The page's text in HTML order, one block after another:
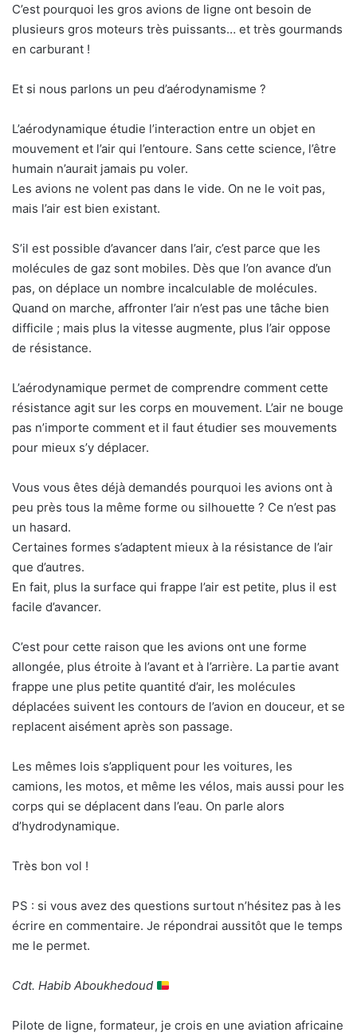
C’est pourquoi les gros avions de ligne ont besoin de
plusieurs gros moteurs très puissants… et très gourmands
en carburant !
Et si nous parlons un peu d’aérodynamisme ?
L’aérodynamique étudie l’interaction entre un objet en
mouvement et l’air qui l’entoure. Sans cette science, l’être
humain n’aurait jamais pu voler.
Les avions ne volent pas dans le vide. On ne le voit pas,
mais l’air est bien existant.
S’il est possible d’avancer dans l’air, c’est parce que les
molécules de gaz sont mobiles. Dès que l’on avance d’un
pas, on déplace un nombre incalculable de molécules.
Quand on marche, affronter l’air n’est pas une tâche bien
difficile ; mais plus la vitesse augmente, plus l’air oppose
de résistance.
L’aérodynamique permet de comprendre comment cette
résistance agit sur les corps en mouvement. L’air ne bouge
pas n’importe comment et il faut étudier ses mouvements
pour mieux s’y déplacer.
Vous vous êtes déjà demandés pourquoi les avions ont à
peu près tous la même forme ou silhouette ? Ce n’est pas
un hasard.
Certaines formes s’adaptent mieux à la résistance de l’air
que d’autres.
En fait, plus la surface qui frappe l’air est petite, plus il est
facile d’avancer.
C’est pour cette raison que les avions ont une forme
allongée, plus étroite à l’avant et à l’arrière. La partie avant
frappe une plus petite quantité d’air, les molécules
déplacées suivent les contours de l’avion en douceur, et se
replacent aisément après son passage.
Les mêmes lois s’appliquent pour les voitures, les
camions, les motos, et même les vélos, mais aussi pour les
corps qui se déplacent dans l’eau. On parle alors
d’hydrodynamique.
Très bon vol !
PS : si vous avez des questions surtout n’hésitez pas à les
écrire en commentaire. Je répondrai aussitôt que le temps
me le permet.
Cdt. Habib Aboukhedoud
Pilote de ligne, formateur, je crois en une aviation africaine